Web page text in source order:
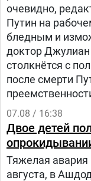
очевидно,
Путин на
бледным и
доктор Джулиан
столкнётся с
после смерти
07.08 / 16:38
Двое детей
Тяжелая авария
августа, в